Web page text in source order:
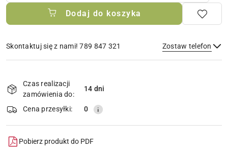
Dodaj do koszyka
Skontaktuj się z nami! 789 847 321 Zostaw telefon
Wyślij
dostawa
Czas realizacji
zamówienia do:
14 dni
Cena przesyłki: 0
Pobierz produkt do PDF